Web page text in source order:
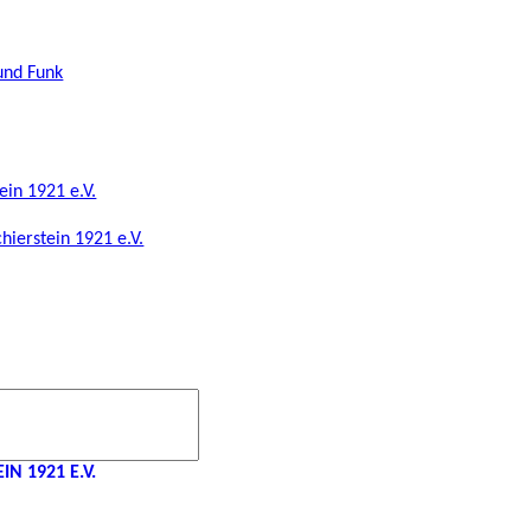
Funk
1921 e.V.
1921 e.V.
1921 E.V.